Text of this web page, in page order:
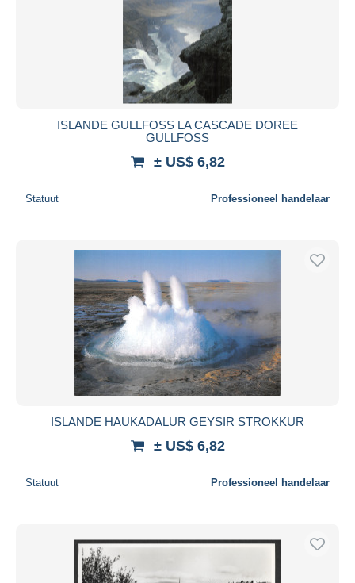
ISLANDE GULLFOSS LA CASCADE DOREE
GULLFOSS
± US$ 6,82
Statuut Professioneel handelaar
ISLANDE HAUKADALUR GEYSIR STROKKUR
± US$ 6,82
Statuut Professioneel handelaar